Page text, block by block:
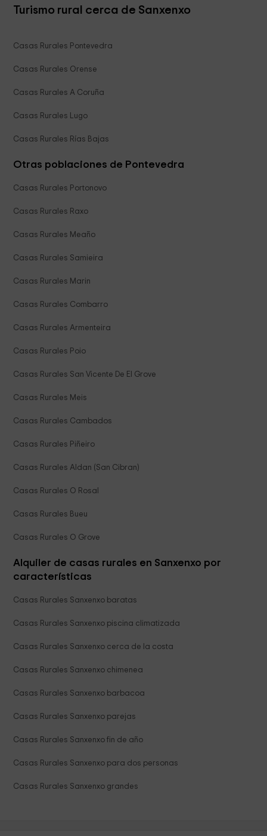
Turismo rural cerca de Sanxenxo
Casas Rurales Pontevedra
Casas Rurales Orense
Casas Rurales A Coruña
Casas Rurales Lugo
Casas Rurales Rías Bajas
Otras poblaciones de Pontevedra
Casas Rurales Portonovo
Casas Rurales Raxo
Casas Rurales Meaño
Casas Rurales Samieira
Casas Rurales Marin
Casas Rurales Combarro
Casas Rurales Armenteira
Casas Rurales Poio
Casas Rurales San Vicente De El Grove
Casas Rurales Meis
Casas Rurales Cambados
Casas Rurales Piñeiro
Casas Rurales Aldan (San Cibran)
Casas Rurales O Rosal
Casas Rurales Bueu
Casas Rurales O Grove
Alquiler de casas rurales en Sanxenxo por
características
Casas Rurales Sanxenxo baratas
Casas Rurales Sanxenxo piscina climatizada
Casas Rurales Sanxenxo cerca de la costa
Casas Rurales Sanxenxo chimenea
Casas Rurales Sanxenxo barbacoa
Casas Rurales Sanxenxo parejas
Casas Rurales Sanxenxo fin de año
Casas Rurales Sanxenxo para dos personas
Casas Rurales Sanxenxo grandes